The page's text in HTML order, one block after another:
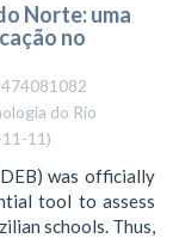
Norte: uma
no
do Rio
11)
was officially
tool to assess
schools. Thus,